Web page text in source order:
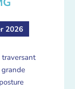
2026
traversant
grande